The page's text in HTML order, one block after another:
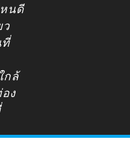
นดี
ว
ที่
กล้
ง